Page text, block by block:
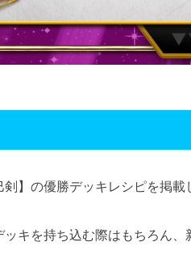
】の優勝デッキレシピを掲載
ッキを持ち込む際はもちろん